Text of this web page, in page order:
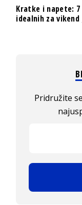
Kratke i napete:
idealnih za
Pridružite